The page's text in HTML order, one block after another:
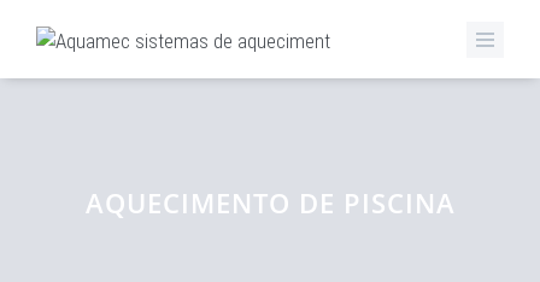
AQUECIMENTO DE PISCINA